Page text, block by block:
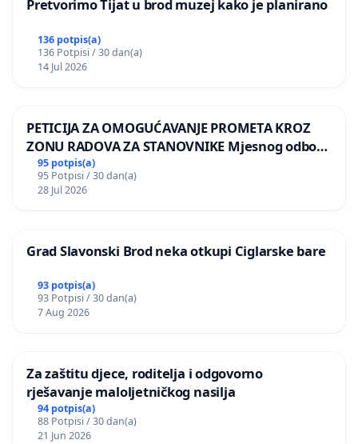
Pretvorimo Tijat u brod muzej kako je planirano
136 potpis(a)
136 Potpisi / 30 dan(a)
14 Jul 2026
PETICIJA ZA OMOGUĆAVANJE PROMETA KROZ
ZONU RADOVA ZA STANOVNIKE Mjesnog odbora
Kamensko i Lemić Brdo
95 potpis(a)
95 Potpisi / 30 dan(a)
28 Jul 2026
Grad Slavonski Brod neka otkupi Ciglarske bare
93 potpis(a)
93 Potpisi / 30 dan(a)
7 Aug 2026
Za zaštitu djece, roditelja i odgovorno
rješavanje maloljetničkog nasilja
94 potpis(a)
88 Potpisi / 30 dan(a)
21 Jun 2026